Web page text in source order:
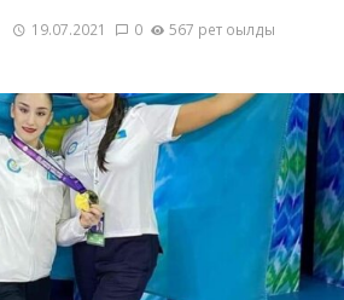
19.07.2021 0 567 рет оқылды